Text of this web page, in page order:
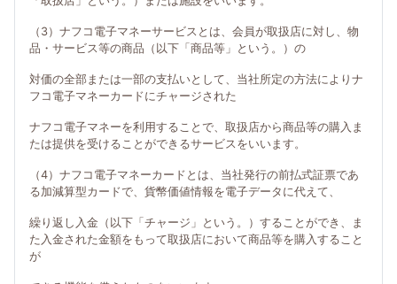
（3）ナフコ電子マネーサービスとは、会員が取扱店に対し、物
品・サービス等の商品（以下「商品等」という。）の
対価の全部または一部の支払いとして、当社所定の方法によりナ
フコ電子マネーカードにチャージされた
ナフコ電子マネーを利用することで、取扱店から商品等の購入ま
たは提供を受けることができるサービスをいいます。
（4）ナフコ電子マネーカードとは、当社発行の前払式証票であ
る加減算型カードで、貨幣価値情報を電子データに代えて、
繰り返し入金（以下「チャージ」という。）することができ、ま
た入金された金額をもって取扱店において商品等を購入すること
が